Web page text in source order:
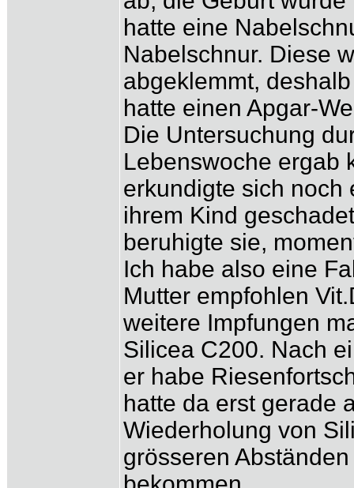
hatte eine
Nabelschnur. Diese
abgeklemmt,
hatte einen Apgar-
Die Untersuchung
Lebenswoche ergab
erkundigte sich noch
ihrem Kind
beruhigte sie,
Ich habe also eine
Mutter empfohlen
weitere Impfungen
Silicea C200. Nach
er habe
hatte da erst gerade
Wiederholung von
grösseren